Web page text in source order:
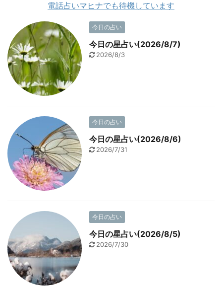
電話占いマヒナでも待機しています
今日の占い
今日の星占い(2026/8/7)
2026/8/3
今日の占い
今日の星占い(2026/8/6)
2026/7/31
今日の占い
今日の星占い(2026/8/5)
2026/7/30